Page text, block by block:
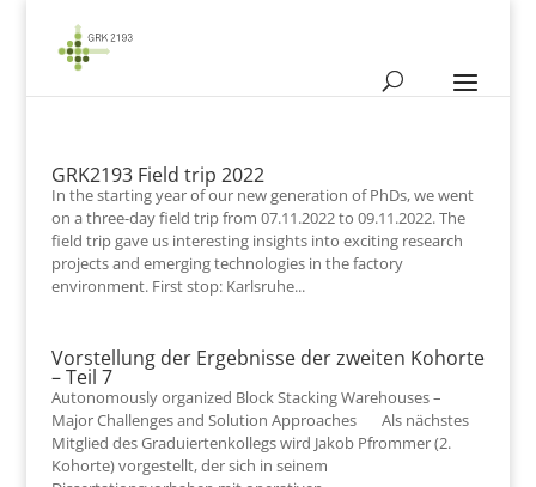
GRK2193 Field trip 2022
In the starting year of our new generation of PhDs, we went
on a three-day field trip from 07.11.2022 to 09.11.2022. The
field trip gave us interesting insights into exciting research
projects and emerging technologies in the factory
environment. First stop: Karlsruhe...
Vorstellung der Ergebnisse der zweiten Kohorte
– Teil 7
Autonomously organized Block Stacking Warehouses –
Major Challenges and Solution Approaches Als nächstes
Mitglied des Graduiertenkollegs wird Jakob Pfrommer (2.
Kohorte) vorgestellt, der sich in seinem